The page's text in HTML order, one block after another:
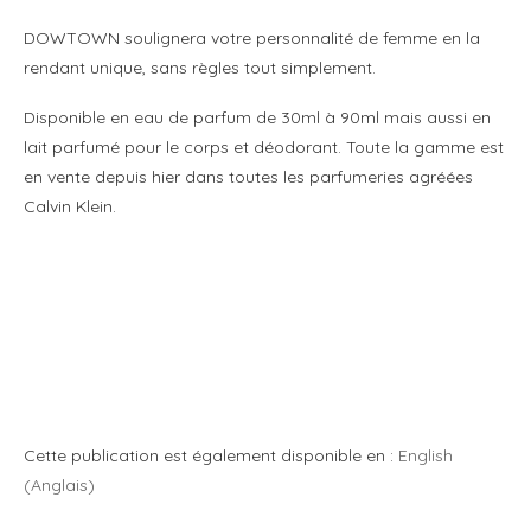
DOWTOWN soulignera votre personnalité de femme en la
rendant unique, sans règles tout simplement.
Disponible en eau de parfum de 30ml à 90ml mais aussi en
lait parfumé pour le corps et déodorant. Toute la gamme est
en vente depuis hier dans toutes les parfumeries agréées
Calvin Klein.
Cette publication est également disponible en : English
(Anglais)